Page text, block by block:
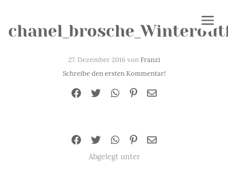
27. Dezember 2016 vonFranzi
Schreibe den ersten Kommentar!
Abgelegt unter